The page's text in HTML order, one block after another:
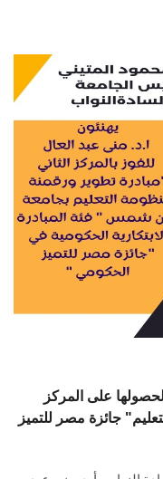
على المركز
جائزة مصر للتميز